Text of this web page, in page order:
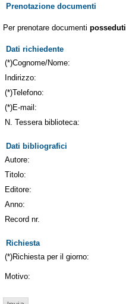
Prenotazione documenti
Per prenotare documenti posseduti
Dati richiedente
(*)Cognome/Nome:
Indirizzo:
(*)Telefono:
(*)E-mail:
N. Tessera biblioteca:
Dati bibliografici
Autore:
Titolo:
Editore:
Anno:
Record nr.
Richiesta
(*)Richiesta per il giorno:
Motivo: